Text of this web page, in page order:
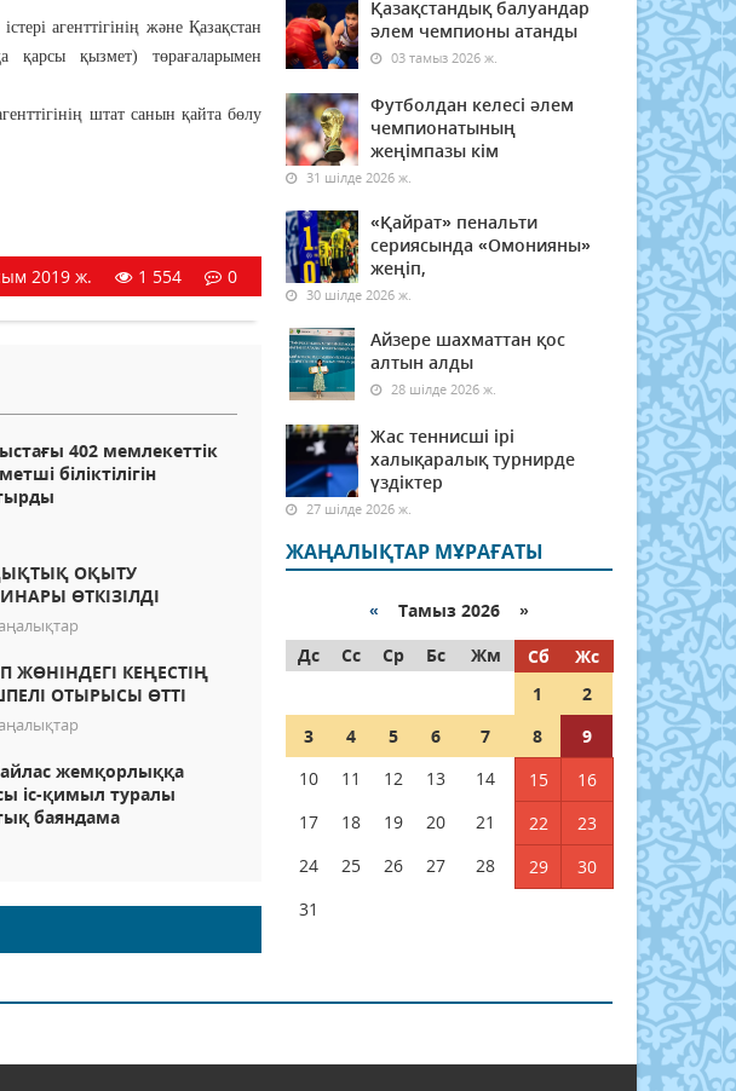
агенттігінің және Қазақстан
қарсы қызмет) төрағаларымен
штат санын қайта бөлу
2019 ж. 1 554 0
402 мемлекеттік
біліктілігін
ОҚЫТУ
ӨТКІЗІЛДІ
ЖӨНІНДЕГІ КЕҢЕСТІҢ
ОТЫРЫСЫ ӨТТІ
жемқорлыққа
іс-қимыл туралы
баяндама
Қазақстандық балуандар
әлем чемпионы атанды
03 тамыз 2026 ж.
Футболдан келесі әлем
чемпионатының
жеңімпазы кім
31 шілде 2026 ж.
«Қайрат» пенальти
сериясында «Омонияны»
жеңіп,
30 шілде 2026 ж.
Айзере шахматтан қос
алтын алды
28 шілде 2026 ж.
Жас теннисші ірі
халықаралық турнирде
үздіктер
27 шілде 2026 ж.
ЖАҢАЛЫҚТАР МҰРАҒАТЫ
« Тамыз 2026 »
Дс
Сс Ср Бс Жм Сб
Жс
1
2
3
4 5 6 7 8
9
10
11 12 13 14 15
16
17
18 19 20 21 22
23
24
25 26 27 28 29
30
31